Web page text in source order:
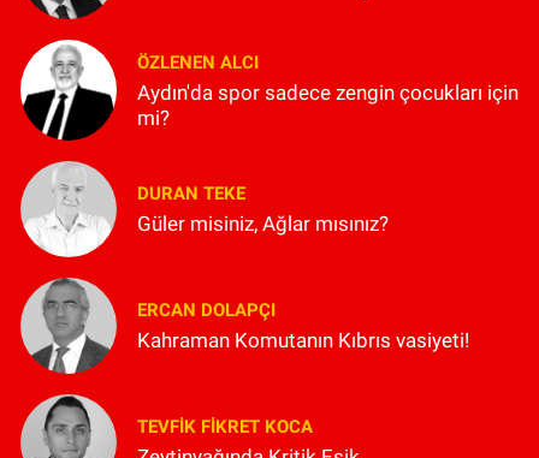
ÖZLENEN ALCI
Aydın'da spor sadece zengin çocukları için
mi?
DURAN TEKE
Güler misiniz, Ağlar mısınız?
ERCAN DOLAPÇI
Kahraman Komutanın Kıbrıs vasiyeti!
TEVFIK FIKRET KOCA